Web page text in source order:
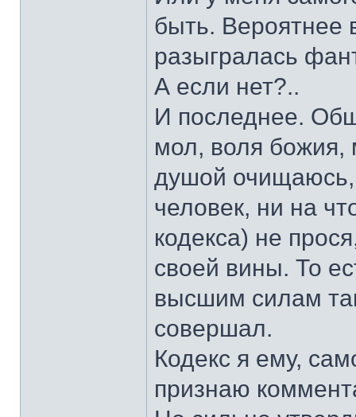
быть. Вероятнее
разыгралась
А если нет?..
И последнее.
мол, воля божия,
душой очищаюсь,
человек, ни на
кодекса) не
своей вины. То
высшим силам
совершал.
Кодекс я ему,
признаю